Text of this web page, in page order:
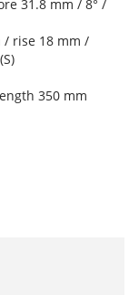
31.8 mm / 8° /
/ rise 18 mm /
350 mm